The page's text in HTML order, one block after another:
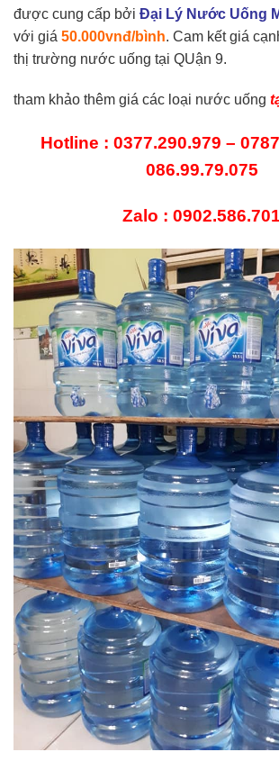
được cung cấp bởi Đại Lý Nước Uống
với giá 50.000vnđ/bình. Cam kết giá
thị trường nước uống tại QUận 9.
tham khảo thêm giá các loại nước uống
Hotline : 0377.290.979 –
086.99.79.075
Zalo : 0902.586.701